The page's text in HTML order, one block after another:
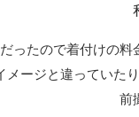
ったので着付けの料
メージと違っていた
前